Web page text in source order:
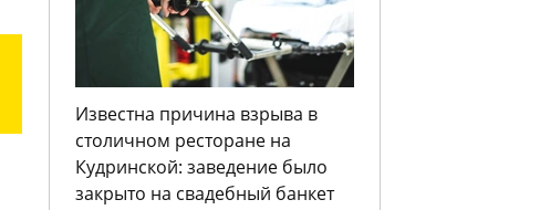
Известна причина взрыва в
столичном ресторане на
Кудринской: заведение было
закрыто на свадебный банкет